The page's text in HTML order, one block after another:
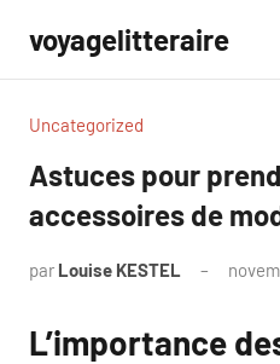
contenu
voyagelitteraire
Uncategorized
Astuces pour
accessoires de
par Louise KESTEL
L’importance